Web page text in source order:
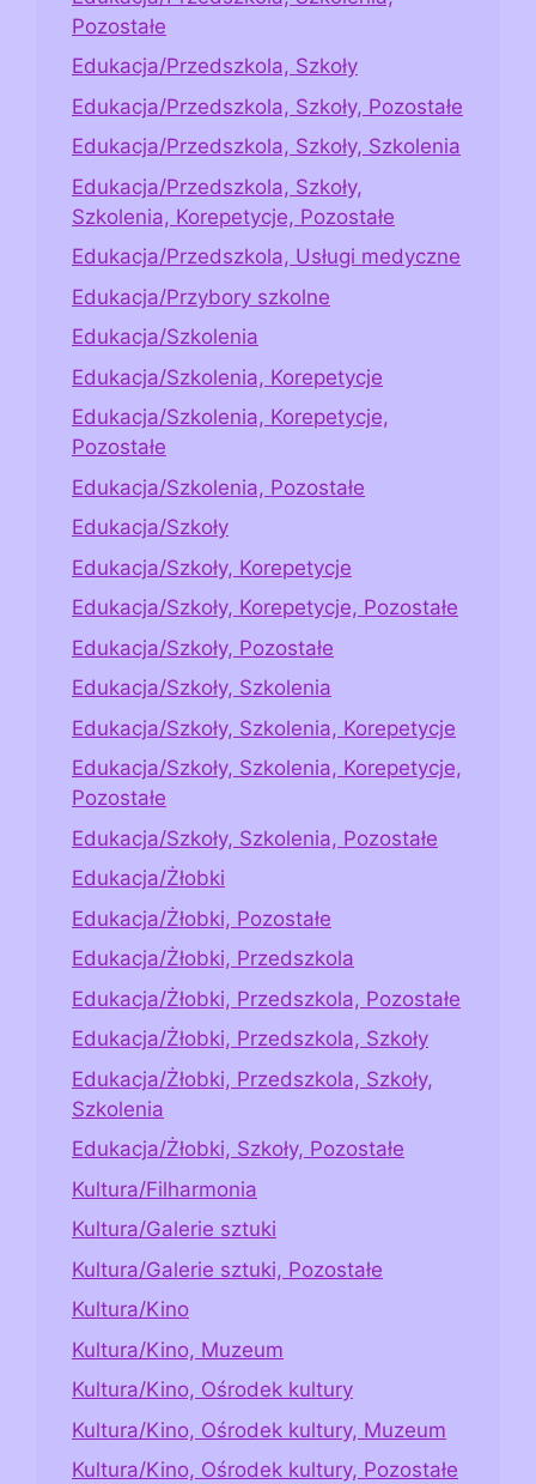
Pozostałe
Edukacja/Przedszkola, Szkoły
Edukacja/Przedszkola, Szkoły, Pozostałe
Edukacja/Przedszkola, Szkoły, Szkolenia
Edukacja/Przedszkola, Szkoły,
Szkolenia, Korepetycje, Pozostałe
Edukacja/Przedszkola, Usługi medyczne
Edukacja/Przybory szkolne
Edukacja/Szkolenia
Edukacja/Szkolenia, Korepetycje
Edukacja/Szkolenia, Korepetycje,
Pozostałe
Edukacja/Szkolenia, Pozostałe
Edukacja/Szkoły
Edukacja/Szkoły, Korepetycje
Edukacja/Szkoły, Korepetycje, Pozostałe
Edukacja/Szkoły, Pozostałe
Edukacja/Szkoły, Szkolenia
Edukacja/Szkoły, Szkolenia, Korepetycje
Edukacja/Szkoły, Szkolenia, Korepetycje,
Pozostałe
Edukacja/Szkoły, Szkolenia, Pozostałe
Edukacja/Żłobki
Edukacja/Żłobki, Pozostałe
Edukacja/Żłobki, Przedszkola
Edukacja/Żłobki, Przedszkola, Pozostałe
Edukacja/Żłobki, Przedszkola, Szkoły
Edukacja/Żłobki, Przedszkola, Szkoły,
Szkolenia
Edukacja/Żłobki, Szkoły, Pozostałe
Kultura/Filharmonia
Kultura/Galerie sztuki
Kultura/Galerie sztuki, Pozostałe
Kultura/Kino
Kultura/Kino, Muzeum
Kultura/Kino, Ośrodek kultury
Kultura/Kino, Ośrodek kultury, Muzeum
Kultura/Kino, Ośrodek kultury, Pozostałe